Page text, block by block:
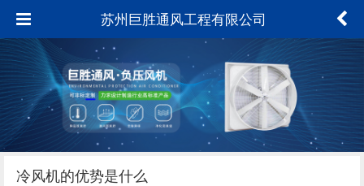
苏州巨胜通风工程有限公司
冷风机的优势是什么